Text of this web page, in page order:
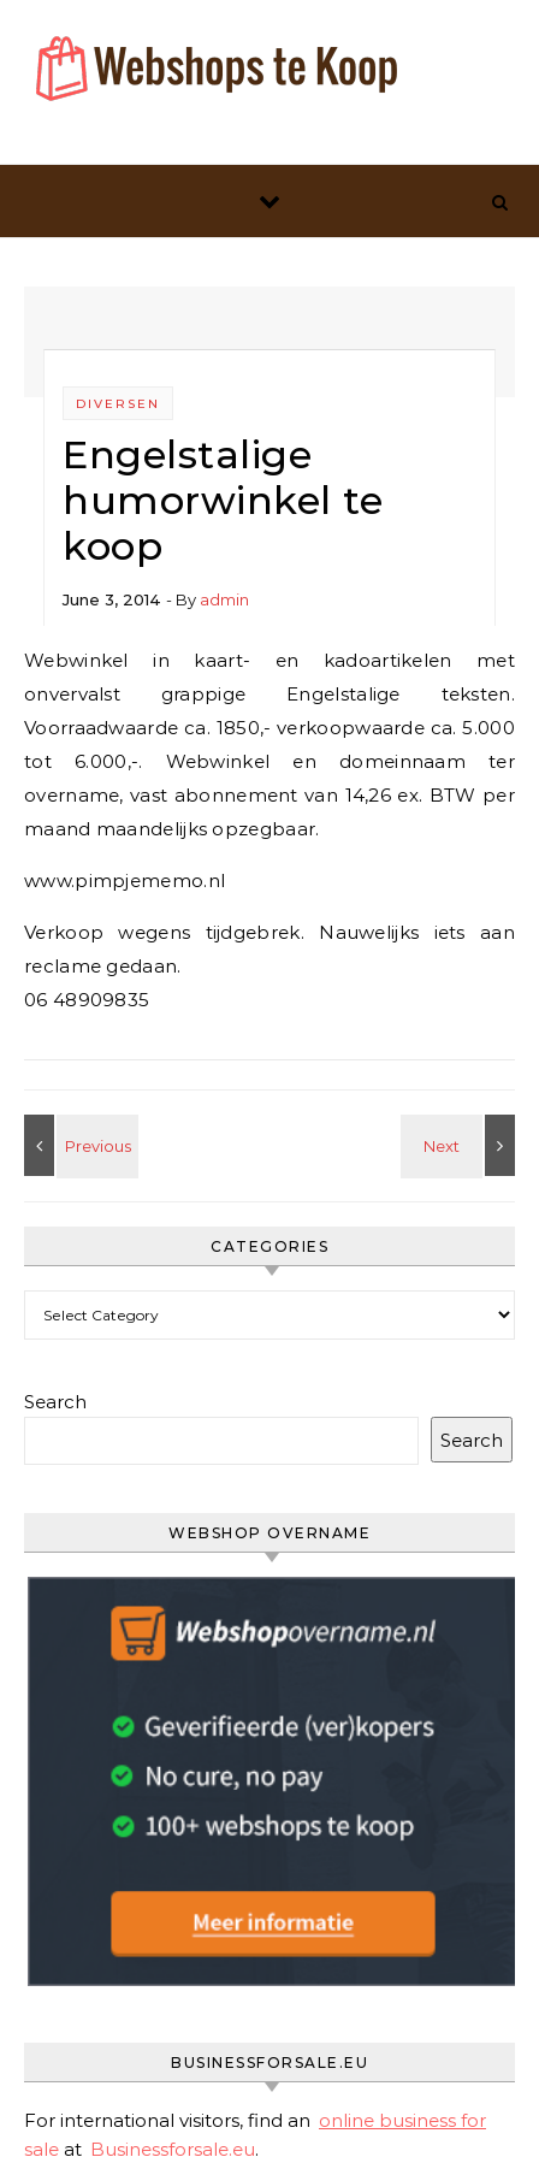
DIVERSEN
Engelstalige
humorwinkel te
koop
June 3, 2014 - By admin
Webwinkel in kaart- en kadoartikelen met
onvervalst grappige Engelstalige teksten.
Voorraadwaarde ca. 1850,- verkoopwaarde ca. 5.000
tot 6.000,-. Webwinkel en domeinnaam ter
overname, vast abonnement van 14,26 ex. BTW per
maand maandelijks opzegbaar.
www.pimpjememo.nl
Verkoop wegens tijdgebrek. Nauwelijks iets aan
reclame gedaan.
06 48909835
CATEGORIES
Search
Search
WEBSHOP OVERNAME
BUSINESSFORSALE.EU
For international visitors, find an online business for
sale at Businessforsale.eu.